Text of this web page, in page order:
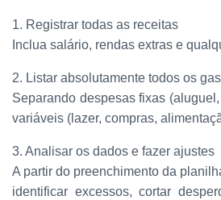
1. Registrar todas as receitas
Inclua salário, rendas extras e
2. Listar absolutamente todos os
Separando despesas fixas
variáveis (lazer, compras,
3. Analisar os dados e fazer ajustes
A partir do preenchimento da
identificar excessos, cortar